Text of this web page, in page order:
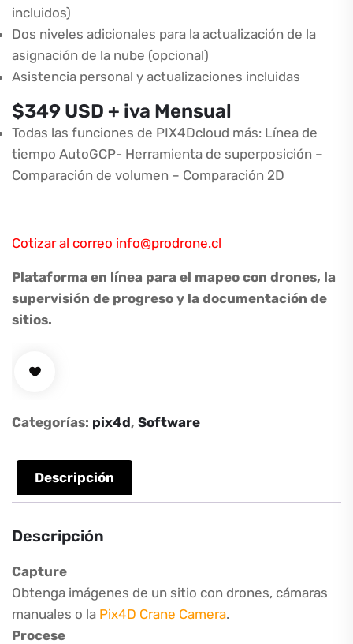
incluidos)
Dos niveles adicionales para la actualización de la
asignación de la nube (opcional)
Asistencia personal y actualizaciones incluidas
$349 USD + iva Mensual
Todas las funciones de PIX4Dcloud más: Línea de
tiempo AutoGCP- Herramienta de superposición –
Comparación de volumen – Comparación 2D
Cotizar al correo info@prodrone.cl
Plataforma en línea para el mapeo con drones, la
supervisión de progreso y la documentación de
sitios.
Categorías: pix4d, Software
Descripción
Descripción
Capture
Obtenga imágenes de un sitio con drones, cámaras
manuales o la Pix4D Crane Camera.
Procese